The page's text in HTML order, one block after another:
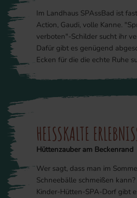
Im Landhaus SPAssBad ist
Action, Gaudi, volle Kanne.
verboten"-Schilder sucht ihr
Dafür gibt es genügend
Ecken für die die echte Ruhe
HEISSKALTE
Hüttenzauber am Beckenrand
Wer sagt, dass man im
Schneebälle schmeißen
Kinder-Hütten-SPA-Dorf gibt